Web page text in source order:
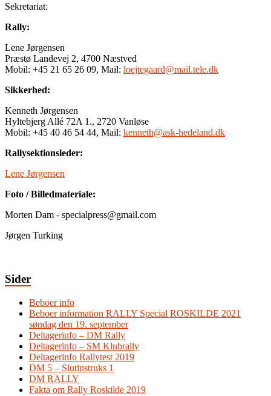
Sekretariat:
Rally:
Lene Jørgensen
Præstø Landevej 2, 4700 Næstved
Mobil: +45 21 65 26 09, Mail: loejtegaard@mail.tele.dk
Sikkerhed:
Kenneth Jørgensen
Hyltebjerg Allé 72A 1., 2720 Vanløse
Mobil: +45 40 46 54 44, Mail: kenneth@ask-hedeland.dk
Rallysektionsleder:
Lene Jørgensen
Foto / Billedmateriale:
Morten Dam - specialpress@gmail.com
Jørgen Turking
Sider
Beboer info
Beboer information RALLY Special ROSKILDE 2021
søndag den 19. september
Deltagerinfo – DM Rally
Deltagerinfo – SM Klubrally
Deltagerinfo Rallytest 2019
DM 5 – Slutinstruks 1
DM RALLY
Fakta om Rally Roskilde 2019